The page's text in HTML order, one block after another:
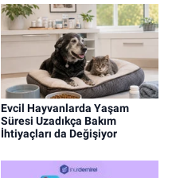
Evcil Hayvanlarda Yaşam
Süresi Uzadıkça Bakım
İhtiyaçları da Değişiyor